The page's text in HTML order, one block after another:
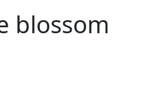
blossom